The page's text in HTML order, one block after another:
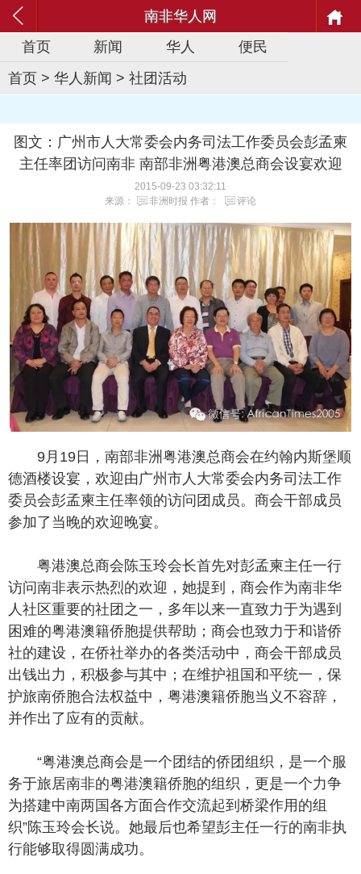
南非华人网
首页
新闻 华人
便民
首页 > 华人新闻 > 社团活动
图文：广州市人大常委会内务司法工作委员会彭孟柬
主任率团访问南非 南部非洲粤港澳总商会设宴欢迎
2015-09-23 03:32:11
来源：
非洲时报 作者： 评论
9月19日，南部非洲粤港澳总商会在约翰内斯堡顺
德酒楼设宴，欢迎由广州市人大常委会内务司法工作
委员会彭孟柬主任率领的访问团成员。商会干部成员
参加了当晚的欢迎晚宴。
粤港澳总商会陈玉玲会长首先对彭孟柬主任一行
访问南非表示热烈的欢迎，她提到，商会作为南非华
人社区重要的社团之一，多年以来一直致力于为遇到
困难的粤港澳籍侨胞提供帮助；商会也致力于和谐侨
社的建设，在侨社举办的各类活动中，商会干部成员
出钱出力，积极参与其中；在维护祖国和平统一，保
护旅南侨胞合法权益中，粤港澳籍侨胞当义不容辞，
并作出了应有的贡献。
“粤港澳总商会是一个团结的侨团组织，是一个服
务于旅居南非的粤港澳籍侨胞的组织，更是一个力争
为搭建中南两国各方面合作交流起到桥梁作用的组
织”陈玉玲会长说。她最后也希望彭主任一行的南非执
行能够取得圆满成功。